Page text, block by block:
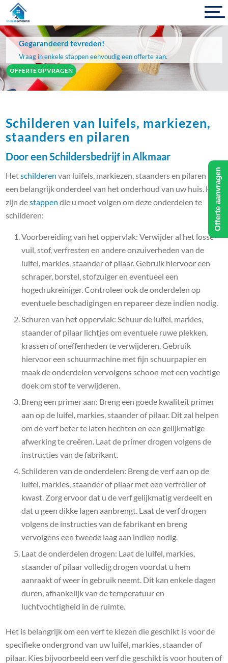
Gegarandeerd tevreden!
Vraag in enkele stappen eenvoudig een offerte aan.
OFFERTE OPVRAGEN
Schilderen van luifels, markiezen,
staanders en pilaren
Door een Schildersbedrijf in Alkmaar
Hetschilderen van luifels, markiezen, staanders en pilaren is
een belangrijk onderdeel van het onderhoud van uw huis. Hier
zijn destappen die u moet volgen om deze onderdelen te
schilderen:
Voorbereiding van het oppervlak: Verwijder al het losse
vuil, stof, verfresten en andere onzuiverheden van de
luifel, markies, staander of pilaar. Gebruik hiervoor een
schraper, borstel, stofzuiger en eventueel een
hogedrukreiniger. Controleer ook de onderdelen op
eventuele beschadigingen en repareer deze indien nodig.
Schuren van het oppervlak: Schuur de luifel, markies,
staander of pilaar lichtjes om eventuele ruwe plekken,
krassen of oneffenheden te verwijderen. Gebruik
hiervoor een schuurmachine met fijn schuurpapier en
maak de onderdelen vervolgens schoon met een vochtige
doek om stof te verwijderen.
Breng een primer aan: Breng een goede kwaliteit primer
aan op de luifel, markies, staander of pilaar. Dit zal helpen
om de verf beter te laten hechten en een gelijkmatige
afwerking te creëren. Laat de primer drogen volgens de
instructies van de fabrikant.
Schilderen van de onderdelen: Breng de verf aan op de
luifel, markies, staander of pilaar met een verfroller of
kwast. Zorg ervoor dat u de verf gelijkmatig verdeelt en
dat u geen dikke lagen aanbrengt. Laat de verf drogen
volgens de instructies van de fabrikant en breng
vervolgens een tweede laag aan indien nodig.
Laat de onderdelen drogen: Laat de luifel, markies,
staander of pilaar volledig drogen voordat u hem
aanraakt of weer in gebruik neemt. Dit kan enkele dagen
duren, afhankelijk van de temperatuur en
luchtvochtigheid in de ruimte.
Het is belangrijk om een verf te kiezen die geschikt is voor de
specifieke ondergrond van uw luifel, markies, staander of
pilaar. Kies bijvoorbeeld een verf die geschikt is voor houten of
Offerte aanvragen